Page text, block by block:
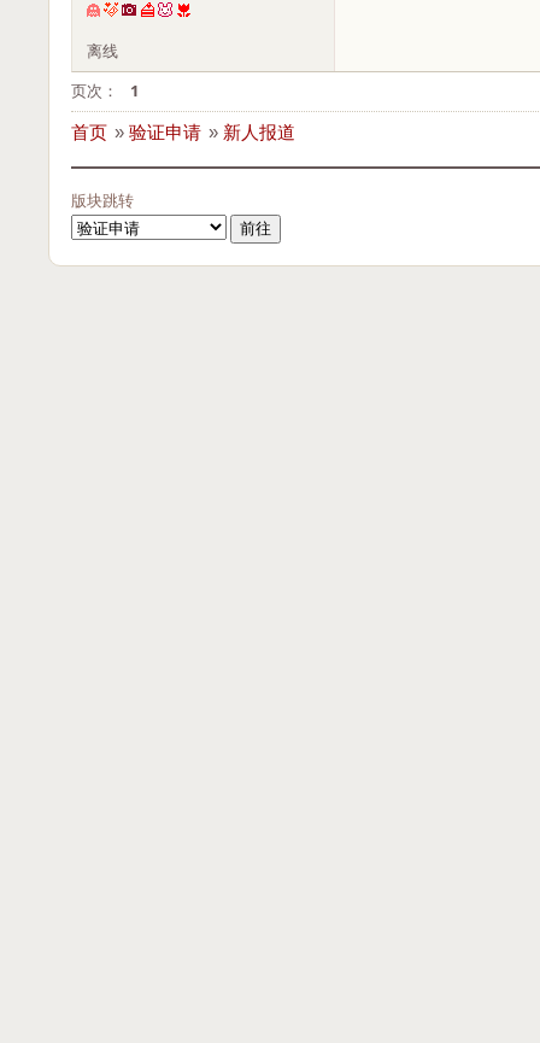
离线
页次：
1
首页 » 验证申请 » 新人报道
版块跳转